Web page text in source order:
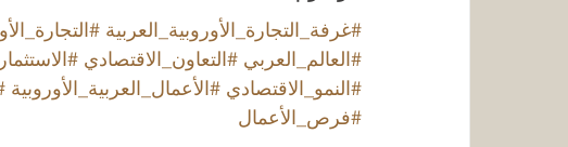
#غرفة_التجارة_الأوروبية_العربية
#العالم_العربي #التعاون_الاقتصادي
#النمو_الاقتصادي #الأعمال_العربية_الأوروبية
#فرص_الأعمال